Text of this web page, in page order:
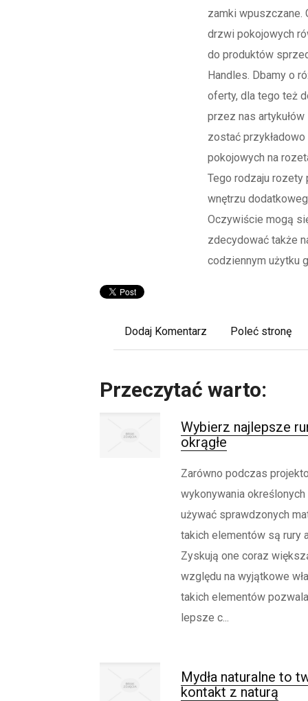
zamki wpuszczane.
drzwi pokojowych
do produktów
Handles. Dbamy o
oferty, dla tego też
przez nas
zostać
pokojowych na
Tego rodzaju rozety
wnętrzu
Oczywiście mogą
zdecydować także
codziennym użytku
Dodaj Komentarz Poleć stronę
Przeczytać warto:
Wybierz najlepsze
okrągłe
Zarówno podczas
wykonywania określonych
używać sprawdzonych
takich elementów są rury
Zyskują one coraz
względu na wyjątkowe
takich elementów
lepsze c...
Mydła naturalne to
kontakt z naturą